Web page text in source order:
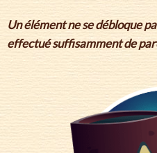
Un élément ne se débloque
effectué suffisamment de